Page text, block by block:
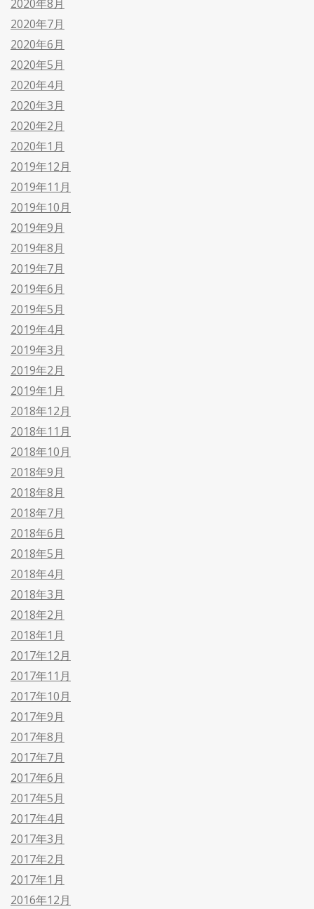
2020年8月
2020年7月
2020年6月
2020年5月
2020年4月
2020年3月
2020年2月
2020年1月
2019年12月
2019年11月
2019年10月
2019年9月
2019年8月
2019年7月
2019年6月
2019年5月
2019年4月
2019年3月
2019年2月
2019年1月
2018年12月
2018年11月
2018年10月
2018年9月
2018年8月
2018年7月
2018年6月
2018年5月
2018年4月
2018年3月
2018年2月
2018年1月
2017年12月
2017年11月
2017年10月
2017年9月
2017年8月
2017年7月
2017年6月
2017年5月
2017年4月
2017年3月
2017年2月
2017年1月
2016年12月